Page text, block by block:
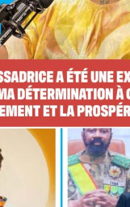
ANNUEL MENSUEL
CHOISIR LE FORFAIT